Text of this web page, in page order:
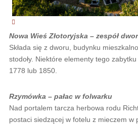
Nowa Wieś Złotoryjska – zespół
Składa się z dworu, budynku
stodoły. Niektóre elementy tego
1778 lub 1850.
Rzymówka – pałac w folwarku
Nad portalem tarcza herbowa rodu
postaci siedzącej w fotelu z mieczem w